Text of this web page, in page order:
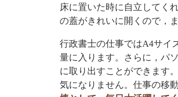
床に置いた時に自立してく
の蓋がきれいに開くので，
行政書士の仕事ではA4サイ
量に入ります。さらに，パ
に取り出すことができます
気になりません。仕事の移